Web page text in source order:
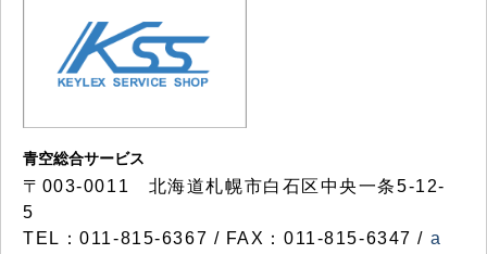
青空総合サービス
〒003-0011 北海道札幌市白石区中央一条5-12-
5
TEL：011-815-6367 / FAX：011-815-6347 / a